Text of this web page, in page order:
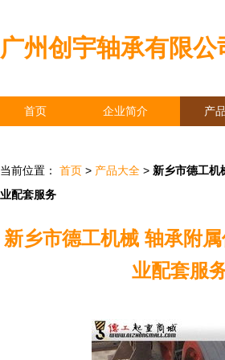
广州创宇轴承有限公
首页 企业简介 产
当前位置： 首页 > 产品大全 > 新乡市德工机
业配套服务
新乡市德工机械 轴承附
业配套服